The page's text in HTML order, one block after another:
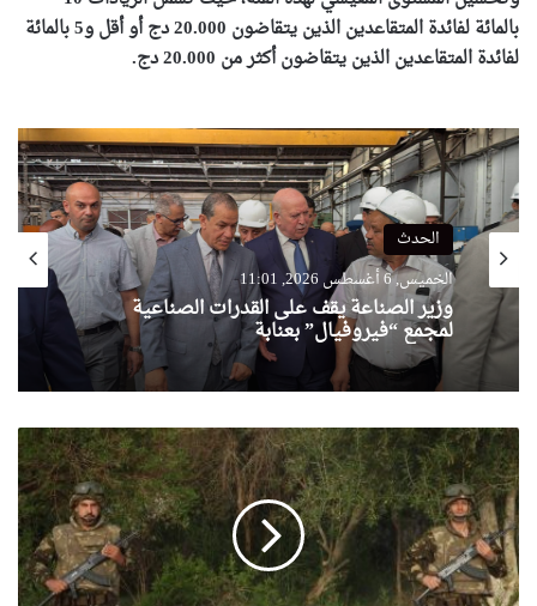
بالمائة لفائدة المتقاعدين الذين يتقاضون 20.000 دج أو أقل و5 بالمائة
لفائدة المتقاعدين الذين يتقاضون أكثر من 20.000 دج.
الحدث
الخميس, 6 أغسطس 2026, 11:01
وزير الصناعة يقف على القدرات الصناعية
لمجمع “فيروفيال” بعنابة
القضاء
على
مهربين
مسلحين
من
جنسية
أجنبية